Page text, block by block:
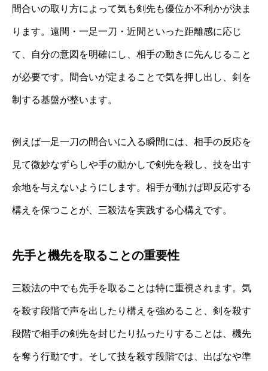
間合いの取り方によって気も剣先も優位か不利かが決ま
ります。遠間・一足一刀・近間といった距離感に応じ
て、自分の意図を明確にし、相手の動きに先んじること
が必要です。間合いが定まることで気を押し出し、剣を
制する基盤が整います。
例えば一足一刀の間合いに入る瞬間には、相手の反応を
見て微妙なずらしや手の動かしで剣先を殺し、技を出す
余地を与えないようにします。相手が動けば即反応する
構えを保つことが、三殺法を実践する心構えです。
先手と機先を取ることの重要性
三殺法の中でも先手を取ることは特に重視されます。気
を殺す段階で声を出したり構えを強めること、剣を殺す
段階で相手の剣先を封じたり払ったりすることは、機先
を奪う行動です。そして技を殺す段階では、出ばなや準